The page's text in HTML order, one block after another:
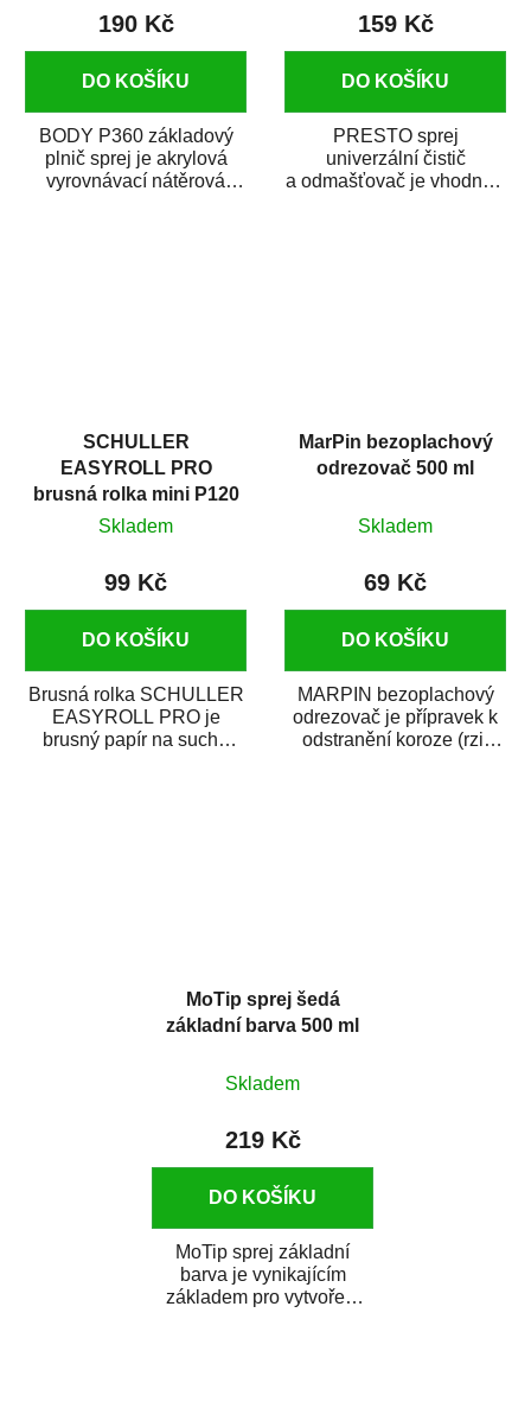
190 Kč
DO KOŠÍKU
BODY P360 základový
plnič sprej je akrylová
vyrovnávací nátěrová
159 Kč
DO KOŠÍKU
PRESTO sprej
univerzální čistič
a odmašťovač je vhodný k
SCHULLER
EASYROLL PRO
brusná rolka mini P120
Skladem
99 Kč
DO KOŠÍKU
Brusná rolka SCHULLER
EASYROLL PRO je
brusný papír na suché
MarPin bezoplachový
odrezovač 500 ml
Skladem
69 Kč
DO KOŠÍKU
MARPIN bezoplachový
odrezovač je přípravek k
odstranění koroze (rzi)
MoTip sprej šedá
základní barva 500 ml
Skladem
219 Kč
DO KOŠÍKU
MoTip sprej základní
barva je vynikajícím
základem pro vytvoření